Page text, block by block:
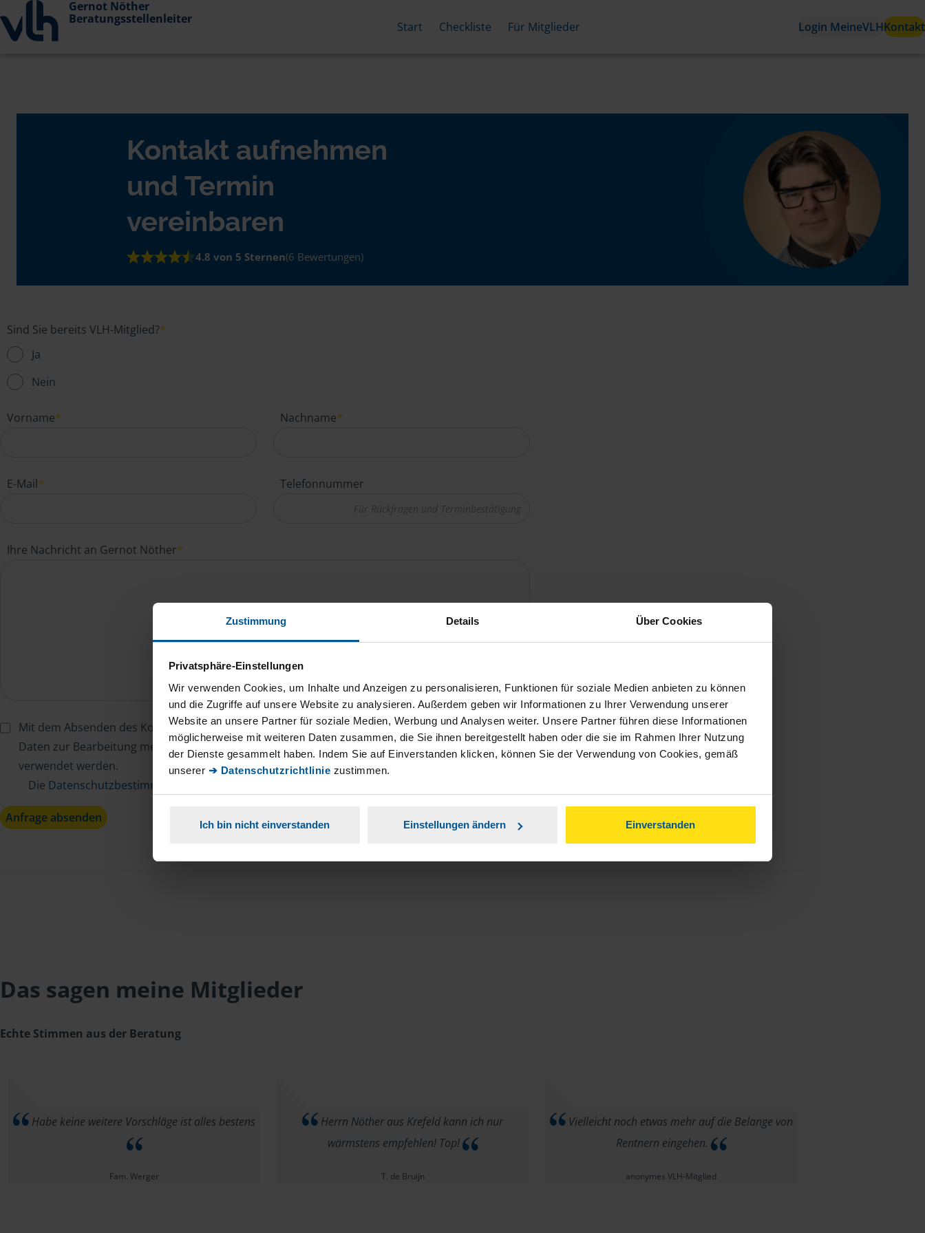
Zustimmung Details Über Cookies
Privatsphäre-Einstellungen
Wir verwenden Cookies, um Inhalte und Anzeigen zu personalisieren, Funktionen für soziale Medien anbieten zu können
und die Zugriffe auf unsere Website zu analysieren. Außerdem geben wir Informationen zu Ihrer Verwendung unserer
Website an unsere Partner für soziale Medien, Werbung und Analysen weiter. Unsere Partner führen diese Informationen
möglicherweise mit weiteren Daten zusammen, die Sie ihnen bereitgestellt haben oder die sie im Rahmen Ihrer Nutzung
der Dienste gesammelt haben. Indem Sie auf Einverstanden klicken, können Sie der Verwendung von Cookies, gemäß
unserer ➔ Datenschutzrichtlinie zustimmen.
Ich bin nicht einverstanden Einstellungen ändern Einverstanden
Gernot Nöther
Beratungsstellenleiter
Start Checkliste Für Mitglieder Login MeineVLHKontakt
Kontakt aufnehmen
und Termin
vereinbaren
4.8 von 5 Sternen(6 Bewertungen)
Sind Sie bereits VLH-Mitglied?*
Ja
Nein
Vorname* Nachname*
E-Mail* Telefonnummer
Ihre Nachricht an Gernot Nöther*
Mit dem Absenden des Kontaktformulars erkläre ich mich damit einverstanden, dass meine
Daten zur Bearbeitung meines Anliegens sowie zur internen Analyse der Zugriffsquelle
verwendet werden.
Die Datenschutzbestimmungen
Anfrage absenden
Das sagen meine Mitglieder
Echte Stimmen aus der Beratung
Habe keine weitere Vorschläge ist alles bestens
Fam. Werger
Herrn Nöther aus Krefeld kann ich nur
wärmstens empfehlen! Top!
T. de Bruijn
Vielleicht noch etwas mehr auf die Belange von
Rentnern eingehen.
anonymes VLH-Mitglied